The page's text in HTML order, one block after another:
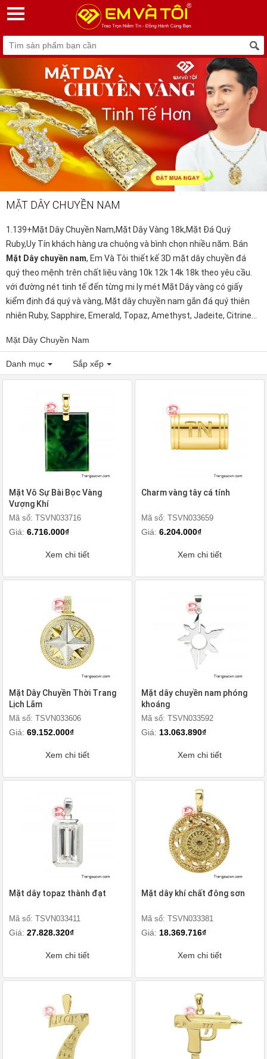
MẶT DÂY CHUYỀN NAM
1.139+Mặt Dây Chuyền Nam,Mặt Dây Vàng 18k,Mặt Đá Quý
Ruby,Uy Tín khách hàng ưa chuộng và bình chọn nhiều năm. Bán
Mặt Dây chuyền nam, Em Và Tôi thiết kế 3D mặt dây chuyền đá
quý theo mệnh trên chất liệu vàng 10k 12k 14k 18k theo yêu cầu.
với đường nét tinh tế đến từng mi ly mét Mặt Dây vàng có giấy
kiểm định đá quý và vàng, Mặt dây chuyền nam gắn đá quý thiên
nhiên Ruby, Sapphire, Emerald, Topaz, Amethyst, Jadeite, Citrine...
Mặt Dây Chuyền Nam
Danh mục Sắp xếp
Mặt Vô Sự Bài Bọc Vàng
Vượng Khí
Mã số: TSVN033716
Giá: 6.716.000₫
Xem chi tiết
Charm vàng tây cá tính
Mã số: TSVN033659
Giá: 6.204.000₫
Xem chi tiết
Mặt Dây Chuyền Thời Trang
Lịch Lãm
Mã số: TSVN033606
Giá: 69.152.000₫
Xem chi tiết
Mặt dây chuyền nam phóng
khoáng
Mã số: TSVN033592
Giá: 13.063.890₫
Xem chi tiết
Mặt dây topaz thành đạt
Mã số: TSVN033411
Giá: 27.828.320₫
Xem chi tiết
Mặt dây khí chất đông sơn
Mã số: TSVN033381
Giá: 18.369.716₫
Xem chi tiết